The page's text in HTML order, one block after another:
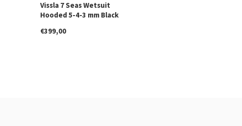
Vissla 7 Seas Wetsuit
Hooded 5-4-3 mm Black
€399,00